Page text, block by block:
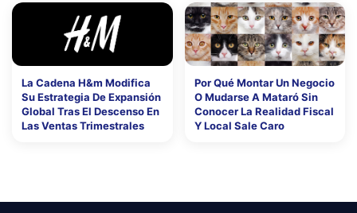
La Cadena H&m Modifica
Su Estrategia De Expansión
Global Tras El Descenso En
Las Ventas Trimestrales
Por Qué Montar Un Negocio
O Mudarse A Mataró Sin
Conocer La Realidad Fiscal
Y Local Sale Caro